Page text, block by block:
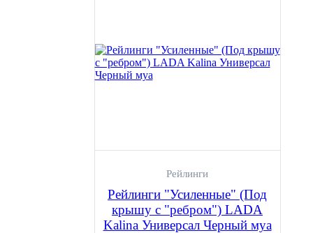
Рейлинги
Рейлинги "Усиленные" (Под
крышу с "ребром") LADA
Kalina Универсал Черный муа